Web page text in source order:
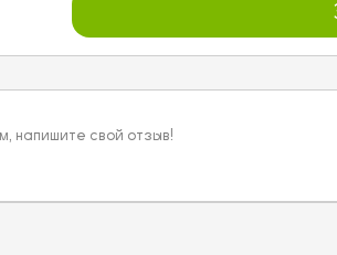
напишите свой отзыв!